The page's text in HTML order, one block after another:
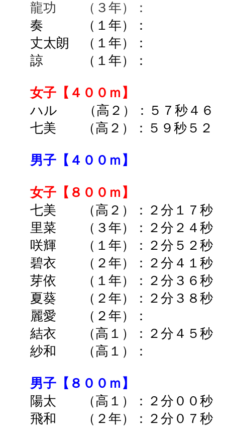
龍功 （３年）： ➡
奏 （１年）：
丈太朗 （１年）：
諒 （１年）
女子【４００ｍ】
ハル （高２）：５７秒４
七美 （高２）：５９秒５
男子【４００ｍ】
女子【８００ｍ】
七美 （高２）：２分１７
里菜 （３年）：２分２４秒
咲輝 （１年）：２分５２秒
碧衣 （２年）：２分４１秒
芽依 （１年）：２分３６秒
夏葵 （２年）：２分３８秒
麗愛 （２年）： ➡
結衣 （高１）：２分４５
紗和
（高１）：
男子【８００ｍ】
陽太 （高１ ）：２分００
飛和 （２年）：２分０７秒